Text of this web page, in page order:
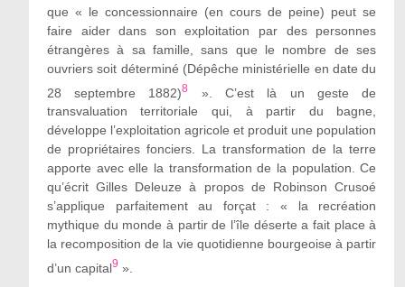
que « le concessionnaire (en cours de peine) peut se
faire aider dans son exploitation par des personnes
étrangères à sa famille, sans que le nombre de ses
ouvriers soit déterminé (Dépêche ministérielle en date du
28 septembre 1882)8
». C’est là un geste de
transvaluation territoriale qui, à partir du bagne,
développe l’exploitation agricole et produit une population
de propriétaires fonciers. La transformation de la terre
apporte avec elle la transformation de la population. Ce
qu’écrit Gilles Deleuze à propos de Robinson Crusoé
s’applique parfaitement au forçat : « la recréation
mythique du monde à partir de l’île déserte a fait place à
la recomposition de la vie quotidienne bourgeoise à partir
d’un capital9 ».